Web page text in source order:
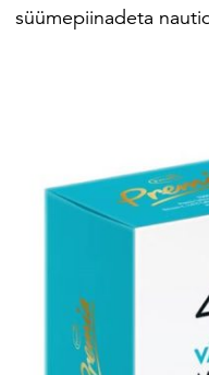
süümepiinadeta